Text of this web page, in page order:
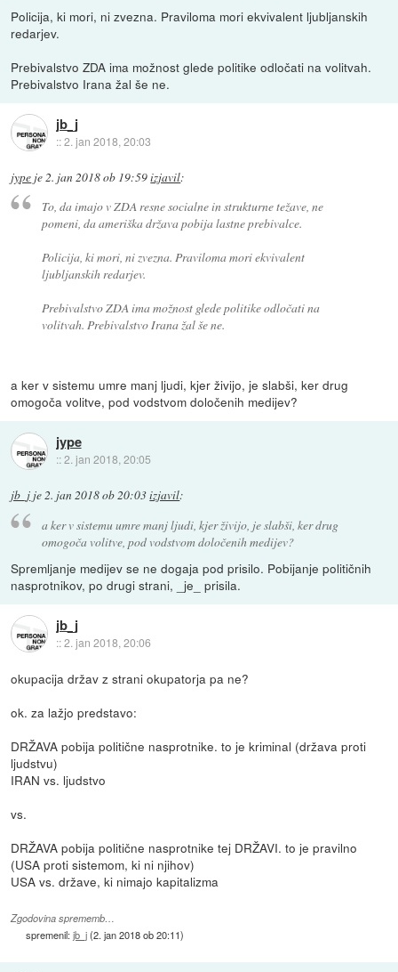
Policija, ki mori, ni zvezna. Praviloma mori ekvivalent ljubljanskih
redarjev.
Prebivalstvo ZDA ima možnost glede politike odločati na volitvah.
Prebivalstvo Irana žal še ne.
jb_j
::2. jan 2018, 20:03
jype je2. jan 2018 ob 19:59izjavil:
To, da imajo v ZDA resne socialne in strukturne težave, ne
pomeni, da ameriška država pobija lastne prebivalce.
Policija, ki mori, ni zvezna. Praviloma mori ekvivalent
ljubljanskih redarjev.
Prebivalstvo ZDA ima možnost glede politike odločati na
volitvah. Prebivalstvo Irana žal še ne.
a ker v sistemu umre manj ljudi, kjer živijo, je slabši, ker drug
omogoča volitve, pod vodstvom določenih medijev?
jype
::2. jan 2018, 20:05
jb_j je2. jan 2018 ob 20:03izjavil:
a ker v sistemu umre manj ljudi, kjer živijo, je slabši, ker drug
omogoča volitve, pod vodstvom določenih medijev?
Spremljanje medijev se ne dogaja pod prisilo. Pobijanje političnih
nasprotnikov, po drugi strani, _je_ prisila.
jb_j
::2. jan 2018, 20:06
okupacija držav z strani okupatorja pa ne?
ok. za lažjo predstavo:
DRŽAVA pobija politične nasprotnike. to je kriminal (država proti
ljudstvu)
IRAN vs. ljudstvo
vs.
DRŽAVA pobija politične nasprotnike tej DRŽAVI. to je pravilno
(USA proti sistemom, ki ni njihov)
USA vs. države, ki nimajo kapitalizma
Zgodovina sprememb…
spremenil:jb_j(2. jan 2018 ob 20:11)